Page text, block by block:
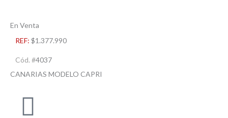
En Venta
REF: $1.377.990
Cód. #4037
CANARIAS MODELO CAPRI